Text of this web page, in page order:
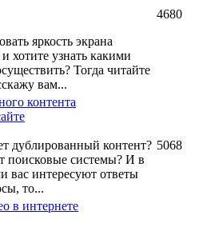
яркость экрана
хотите узнать какими
Тогда читайте
вам...
4680
контента
дублированный контент?
поисковые системы? И в
вас интересуют ответы
то...
5068
в интернете